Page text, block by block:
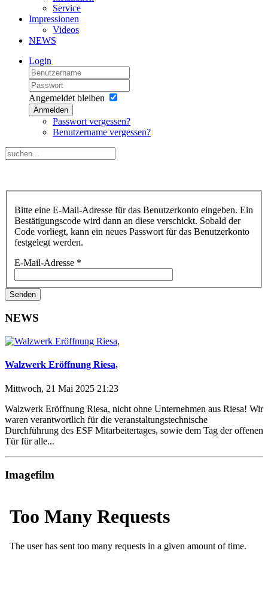
Service
Impressionen
Videos
NEWS
Login
Angemeldet bleiben
Anmelden
Passwort vergessen?
Benutzername vergessen?
Bitte eine E-Mail-Adresse für das Benutzerkonto eingeben. Ein
Bestätigungscode wird dann an diese verschickt. Sobald der
Code vorliegt, kann ein neues Passwort für das Benutzerkonto
festgelegt werden.
E-Mail-Adresse *
Senden
NEWS
Walzwerk Eröffnung Riesa,
Mittwoch, 21 Mai 2025 21:23
Walzwerk Eröffnung Riesa, nicht ohne Unternehmen aus Riesa! Wir
waren verantwortlich für die veranstaltungstechnische
Durchführung des ESF Mitarbeitertages, sowie dem Tag der offenen
Tür für alle...
Imagefilm